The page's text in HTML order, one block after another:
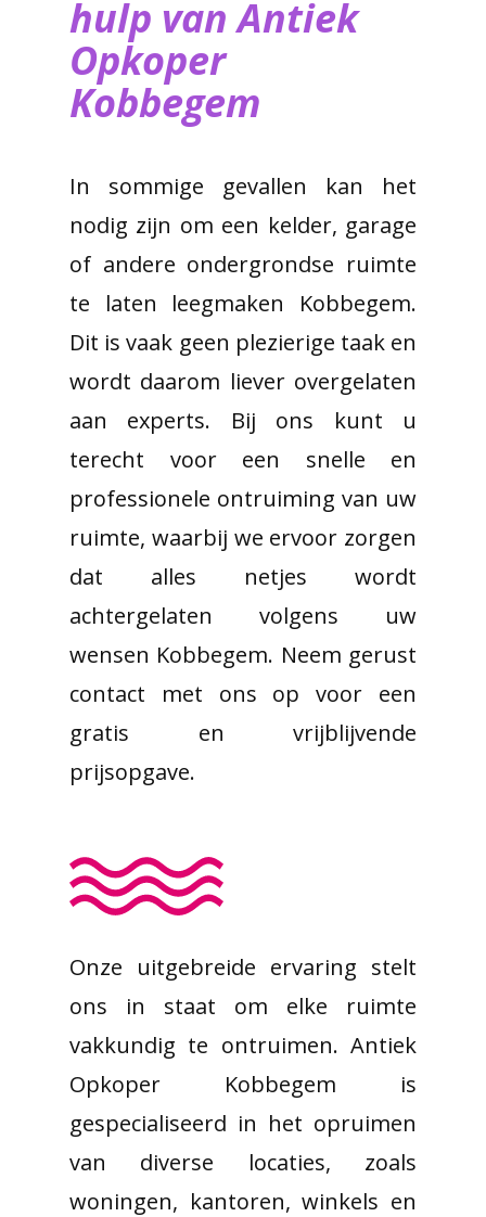
hulp van ​Antiek
Opkoper
Kobbegem
In sommige gevallen kan het
nodig zijn om een kelder, garage
of andere ondergrondse ruimte
te laten leegmaken Kobbegem.
Dit is vaak geen plezierige taak en
wordt daarom liever overgelaten
aan experts. Bij ons kunt u
terecht voor een snelle en
professionele ontruiming van uw
ruimte, waarbij we ervoor zorgen
dat alles netjes wordt
achtergelaten volgens uw
wensen Kobbegem. Neem gerust
contact met ons op voor een
gratis en vrijblijvende
prijsopgave.
Onze uitgebreide ervaring stelt
ons in staat om elke ruimte
vakkundig te ontruimen. Antiek
Opkoper Kobbegem is
gespecialiseerd in het opruimen
van diverse locaties, zoals
woningen, kantoren, winkels en